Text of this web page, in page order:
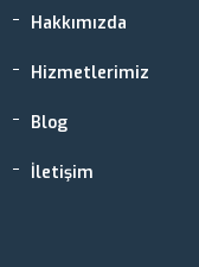
Hakkımızda
Hizmetlerimiz
Blog
İletişim